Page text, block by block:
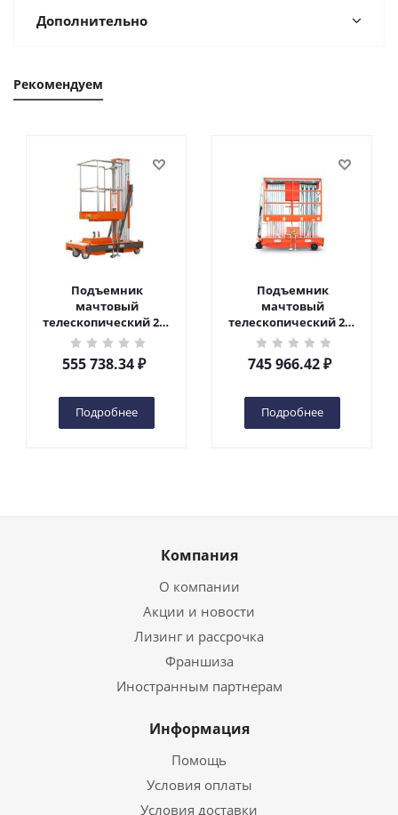
Дополнительно
Рекомендуем
Подъемник
мачтовый
телескопический 200
кг 6 м TOR GTWY6-200S
DC 2-мачтовый
(автономный) (G) в
555 738.34₽
Подробнее
Подъемник
мачтовый
телескопический 200
кг 10 м TOR GTWY10-
200S DC 2-мачтовый
(автономный) (N) в
745 966.42₽
Подробнее
Компания
О компании
Акции и новости
Лизинг и рассрочка
Франшиза
Иностранным партнерам
Информация
Помощь
Условия оплаты
Условия доставки